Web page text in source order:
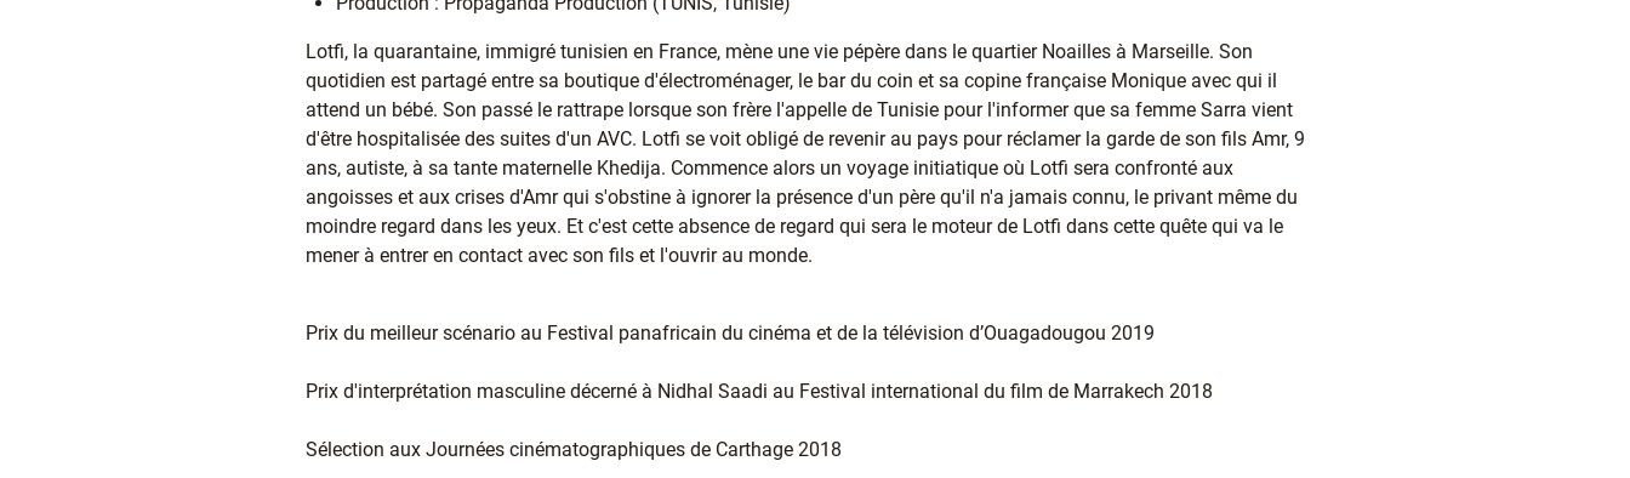
Lotfi, la quarantaine, immigré tunisien en France, mène une vie pépère dans le quartier Noailles à Marseille. Son
quotidien est partagé entre sa boutique d'électroménager, le bar du coin et sa copine française Monique avec qui il
attend un bébé. Son passé le rattrape lorsque son frère l'appelle de Tunisie pour l'informer que sa femme Sarra vient
d'être hospitalisée des suites d'un AVC. Lotfi se voit obligé de revenir au pays pour réclamer la garde de son fils Amr, 9
ans, autiste, à sa tante maternelle Khedija. Commence alors un voyage initiatique où Lotfi sera confronté aux
angoisses et aux crises d'Amr qui s'obstine à ignorer la présence d'un père qu'il n'a jamais connu, le privant même du
moindre regard dans les yeux. Et c'est cette absence de regard qui sera le moteur de Lotfi dans cette quête qui va le
mener à entrer en contact avec son fils et l'ouvrir au monde.
Prix du meilleur scénario au Festival panafricain du cinéma et de la télévision d’Ouagadougou 2019
Prix d'interprétation masculine décerné à Nidhal Saadi au Festival international du film de Marrakech 2018
Sélection aux Journées cinématographiques de Carthage 2018